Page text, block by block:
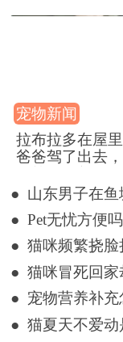
宠物新闻
拉布拉多在屋
爸爸驾了出去
● 猫咪频繁挠脸
● 猫夏天不爱动